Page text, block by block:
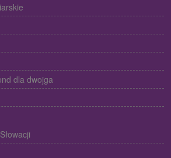
dla dwojga